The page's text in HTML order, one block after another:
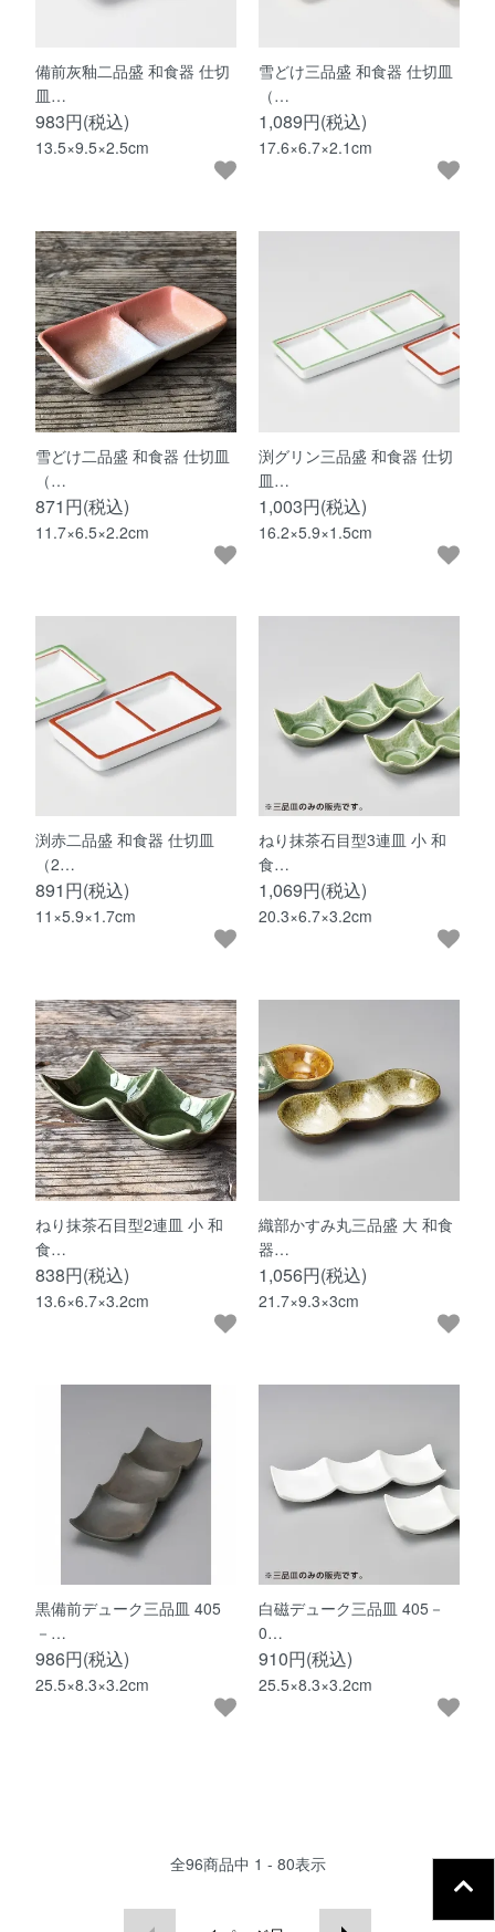
備前灰釉二品盛 和食器 仕切
皿…
983円(税込)
13.5×9.5×2.5cm
雪どけ三品盛 和食器 仕切皿
（…
1,089円(税込)
17.6×6.7×2.1cm
雪どけ二品盛 和食器 仕切皿
（…
871円(税込)
11.7×6.5×2.2cm
渕グリン三品盛 和食器 仕切
皿…
1,003円(税込)
16.2×5.9×1.5cm
渕赤二品盛 和食器 仕切皿
（2…
891円(税込)
11×5.9×1.7cm
ねり抹茶石目型3連皿 小 和
食…
1,069円(税込)
20.3×6.7×3.2cm
ねり抹茶石目型2連皿 小 和
食…
838円(税込)
13.6×6.7×3.2cm
織部かすみ丸三品盛 大 和食
器…
1,056円(税込)
21.7×9.3×3cm
黒備前デューク三品皿 405
－…
986円(税込)
25.5×8.3×3.2cm
白磁デューク三品皿 405－
0…
910円(税込)
25.5×8.3×3.2cm
全96商品中 1 - 80表示